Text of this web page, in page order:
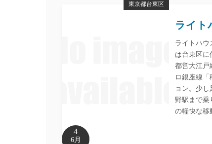
東京都台東区
4
6月
ライト
ライトハ
は台東区に
都営大江戸
ロ銀座線「
ョン。少
野駅まで乗
の軽快な